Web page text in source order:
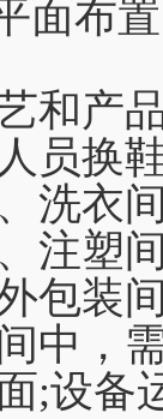
面布
和产
员换
洗衣
注塑
包装
中，
;设备